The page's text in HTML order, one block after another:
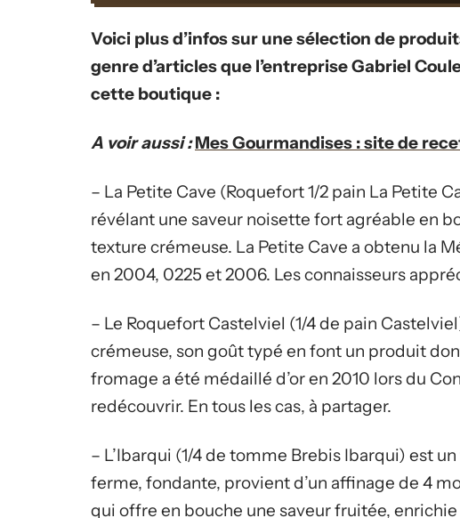
Voici plus d’infos sur une sélection de
genre d’articles que l’entreprise Gabriel
cette boutique :
A voir aussi : Mes Gourmandises : site de
– La Petite Cave (Roquefort 1/2 pain La Petite
révélant une saveur noisette fort agréable en
texture crémeuse. La Petite Cave a obtenu la
en 2004, 0225 et 2006. Les connaisseurs
– Le Roquefort Castelviel (1/4 de pain
crémeuse, son goût typé en font un produit
fromage a été médaillé d’or en 2010 lors du
redécouvrir. En tous les cas, à partager.
– L’Ibarqui (1/4 de tomme Brebis Ibarqui) est
ferme, fondante, provient d’un affinage de 4
qui offre en bouche une saveur fruitée,